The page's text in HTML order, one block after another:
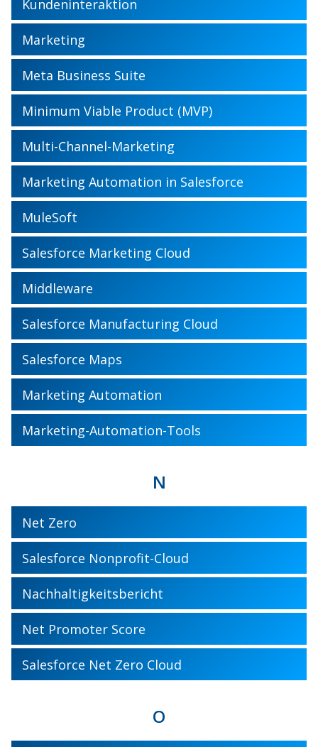
Kundeninteraktion
Marketing
Meta Business Suite
Minimum Viable Product (MVP)
Multi-Channel-Marketing
Marketing Automation in Salesforce
MuleSoft
Salesforce Marketing Cloud
Middleware
Salesforce Manufacturing Cloud
Salesforce Maps
Marketing Automation
Marketing-Automation-Tools
N
Net Zero
Salesforce Nonprofit-Cloud
Nachhaltigkeitsbericht
Net Promoter Score
Salesforce Net Zero Cloud
O